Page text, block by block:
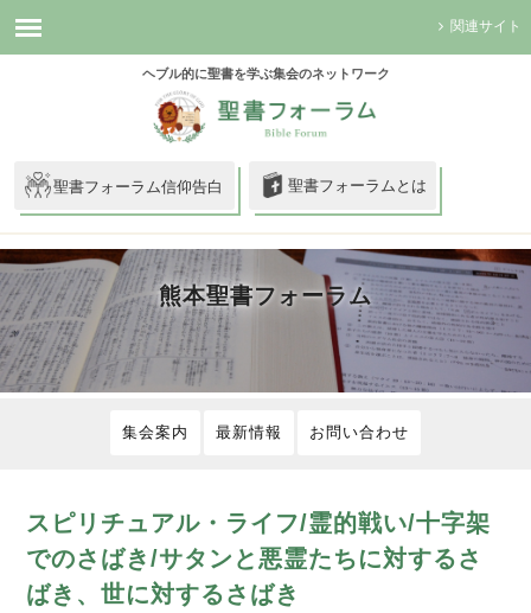
関連サイト
ヘブル的に聖書を学ぶ集会のネットワーク
聖書フォーラム信仰告白 聖書フォーラムとは
熊本聖書フォーラム
集会案内 最新情報 お問い合わせ
スピリチュアル・ライフ/霊的戦い/十字架
でのさばき/サタンと悪霊たちに対するさ
ばき、世に対するさばき